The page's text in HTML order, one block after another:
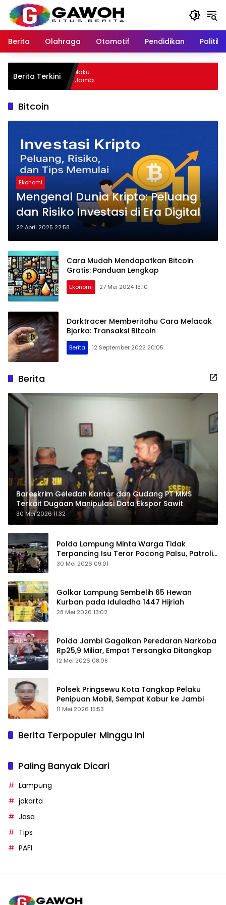
Langsung
konten
Berita
Olahraga Otomotif Pendidikan Politik
Berita Terkini
Kota Tangkap Pelaku
Sempat Kabur ke Jambi
Bitcoin
Ekonomi
Mengenal Dunia Kripto: Peluang
dan Risiko Investasi di Era Digital
22 April 2025 22:58
Cara Mudah Mendapatkan Bitcoin
Gratis: Panduan Lengkap
Ekonomi 27 Mei 2024 13:10
Darktracer Memberitahu Cara Melacak
Bjorka: Transaksi Bitcoin
Berita 12 September 2022 20:05
Berita
Bareskrim Geledah Kantor dan Gudang PT MMS
Terkait Dugaan Manipulasi Data Ekspor Sawit
30 Mei 2026 11:32
Polda Lampung Minta Warga Tidak
Terpancing Isu Teror Pocong Palsu, Patroli
Keamanan Ditingkatkan
30 Mei 2026 09:01
Golkar Lampung Sembelih 65 Hewan
Kurban pada Iduladha 1447 Hijriah
28 Mei 2026 13:02
Polda Jambi Gagalkan Peredaran Narkoba
Rp25,9 Miliar, Empat Tersangka Ditangkap
12 Mei 2026 08:08
Polsek Pringsewu Kota Tangkap Pelaku
Penipuan Mobil, Sempat Kabur ke Jambi
11 Mei 2026 15:53
Berita Terpopuler Minggu Ini
Paling Banyak Dicari
Lampung
jakarta
Jasa
Tips
PAFI